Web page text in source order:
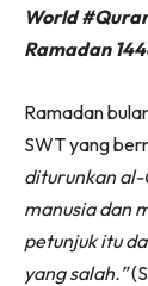
World
Ramadan
Ramadan
SWT yang
diturunkan al-
manusia dan
petunjuk itu
yang salah.”